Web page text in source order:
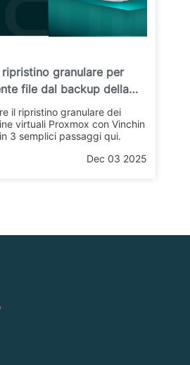
granulare per
file dal backup della
in Vinchin
il ripristino granulare dei
virtuali Proxmox con Vinchin
3 semplici passaggi qui.
Dec 03 2025